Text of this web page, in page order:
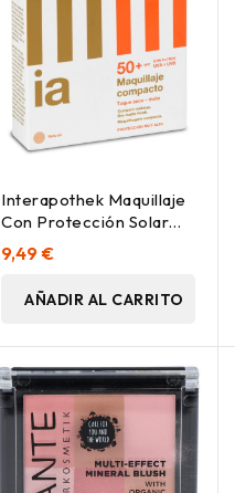
Interapothek Maquillaje
Con Protección Solar
Spf50+ Tono Natural
9,49 €
AÑADIR AL CARRITO